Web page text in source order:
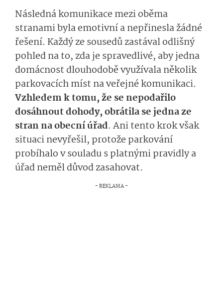
Následná komunikace mezi oběma
stranami byla emotivní a nepřinesla žádné
řešení. Každý ze sousedů zastával odlišný
pohled na to, zda je spravedlivé, aby jedna
domácnost dlouhodobě využívala několik
parkovacích míst na veřejné komunikaci.
Vzhledem k tomu, že se nepodařilo
dosáhnout dohody, obrátila se jedna ze
stran na obecní úřad. Ani tento krok však
situaci nevyřešil, protože parkování
probíhalo v souladu s platnými pravidly a
úřad neměl důvod zasahovat.